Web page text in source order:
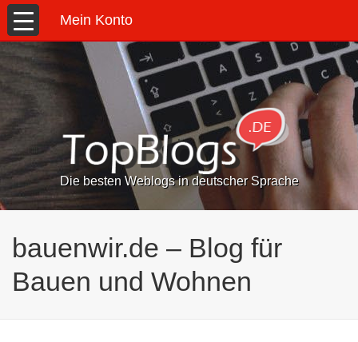
Mein Konto
Die besten Weblogs in deutscher Sprache
bauenwir.de – Blog für
Bauen und Wohnen